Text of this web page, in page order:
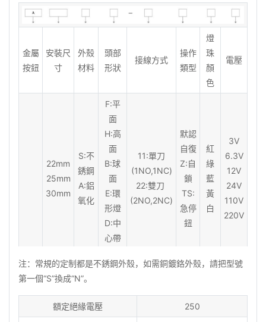
金屬
按鈕
安裝尺
寸
外殼
材料
頭部
形狀
接線方式
操作
類型
燈
珠
顏
色
電壓
22mm
25mm
30mm
S:不
銹鋼
A:鋁
氧化
F:平
面
H:高
面
B:球
面
E:環
形燈
D:中
心帶
11:單刀
(1NO,1NC)
22:雙刀
(2NO,2NC)
默認
自復
Z:自
鎖
TS:
急停
鈕
紅
綠
藍
黃
白
3V
6.3V
12V
24V
110V
220V
注：常規的定制都是不銹鋼外殼，如需銅鍍鉻外殼，請把型號
第一個“S”換成“N”。
額定絕緣電壓 250